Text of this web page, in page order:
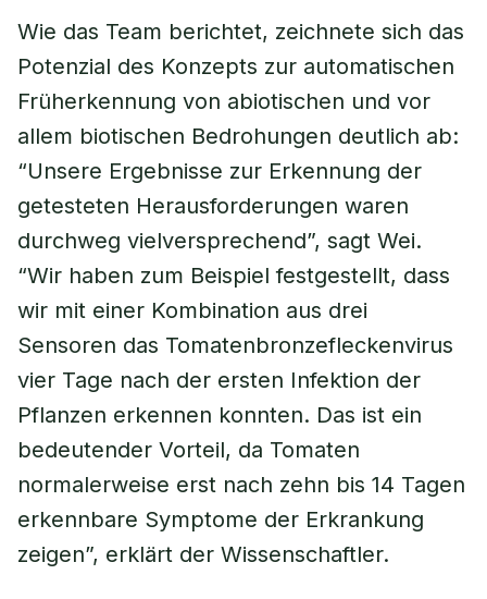
Wie das Team berichtet, zeichnete sich das
Potenzial des Konzepts zur automatischen
Früherkennung von abiotischen und vor
allem biotischen Bedrohungen deutlich ab:
“Unsere Ergebnisse zur Erkennung der
getesteten Herausforderungen waren
durchweg vielversprechend”, sagt Wei.
“Wir haben zum Beispiel festgestellt, dass
wir mit einer Kombination aus drei
Sensoren das Tomatenbronzefleckenvirus
vier Tage nach der ersten Infektion der
Pflanzen erkennen konnten. Das ist ein
bedeutender Vorteil, da Tomaten
normalerweise erst nach zehn bis 14 Tagen
erkennbare Symptome der Erkrankung
zeigen”, erklärt der Wissenschaftler.